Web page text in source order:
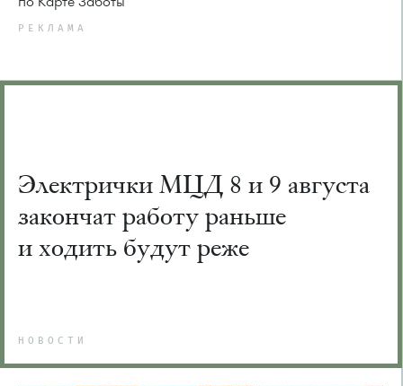
РЕКЛАМА
Электрички МЦД 8 и 9 августа
закончат работу раньше
и ходить будут реже
НОВОСТИ